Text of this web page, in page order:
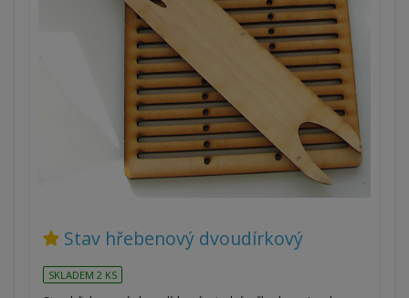
Stav hřebenový dvoudírkový
SKLADEM 2 KS